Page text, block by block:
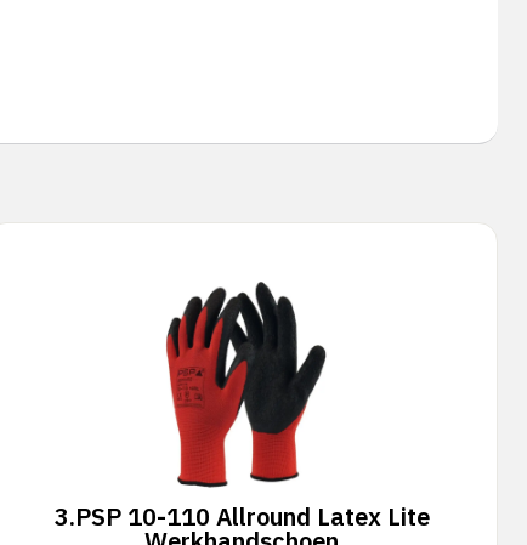
3.PSP 10-110 Allround Latex Lite